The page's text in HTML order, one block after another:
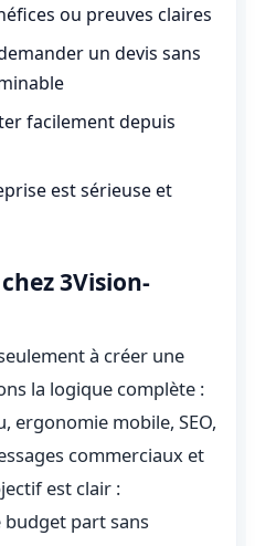
ou preuves claires
un devis sans
facilement depuis
est sérieuse et
3Vision-
à créer une
la logique complète :
ergonomie mobile, SEO,
commerciaux et
est clair :
part sans